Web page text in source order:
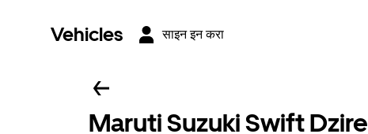
Vehicles साइन इन करा
Maruti Suzuki Swift Dzire